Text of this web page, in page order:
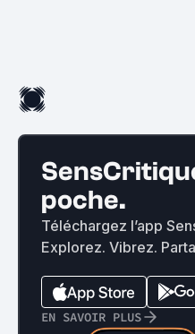
poche.
Téléchargez l’app
Explorez. Vibrez.
EN SAVOIR PLUS